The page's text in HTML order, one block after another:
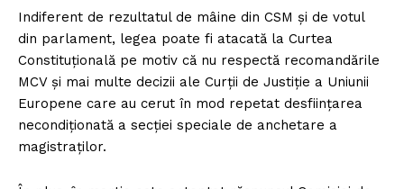
Indiferent de rezultatul de mâine din CSM și de votul
din parlament, legea poate fi atacată la Curtea
Constituțională pe motiv că nu respectă recomandările
MCV și mai multe decizii ale Curții de Justiție a Uniunii
Europene care au cerut în mod repetat desființarea
necondiționată a secției speciale de anchetare a
magistraților.